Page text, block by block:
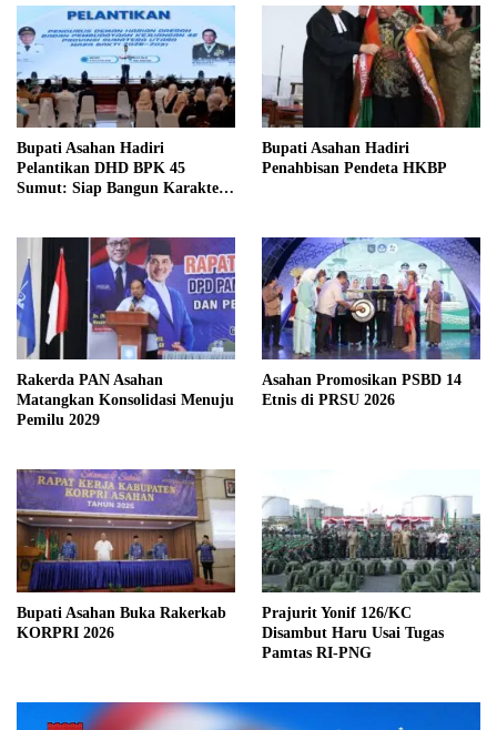
Bupati Asahan Hadiri
Pelantikan DHD BPK 45
Sumut: Siap Bangun Karakter
Bupati Asahan Hadiri
Penahbisan Pendeta HKBP
Rakerda PAN Asahan
Matangkan Konsolidasi Menuju
Pemilu 2029
Asahan Promosikan PSBD 14
Etnis di PRSU 2026
Bupati Asahan Buka Rakerkab
KORPRI 2026
Prajurit Yonif 126/KC
Disambut Haru Usai Tugas
Pamtas RI-PNG